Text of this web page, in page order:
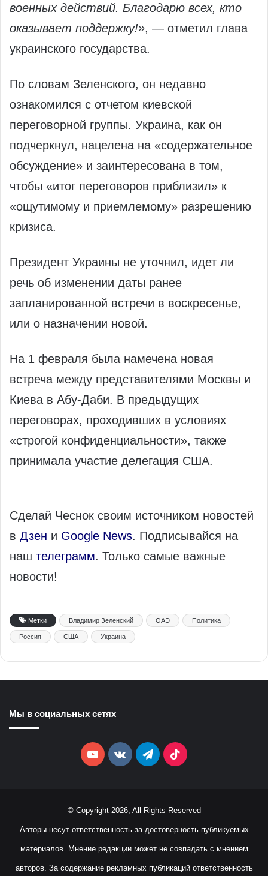
военных действий. Благодарю всех, кто
оказывает поддержку!», — отметил глава
украинского государства.
По словам Зеленского, он недавно
ознакомился с отчетом киевской
переговорной группы. Украина, как он
подчеркнул, нацелена на «содержательное
обсуждение» и заинтересована в том,
чтобы «итог переговоров приблизил» к
«ощутимому и приемлемому» разрешению
кризиса.
Президент Украины не уточнил, идет ли
речь об изменении даты ранее
запланированной встречи в воскресенье,
или о назначении новой.
На 1 февраля была намечена новая
встреча между представителями Москвы и
Киева в Абу-Даби. В предыдущих
переговорах, проходивших в условиях
«строгой конфиденциальности», также
принимала участие делегация США.
Сделай Чеснок своим источником новостей
в Дзен и Google News. Подписывайся на
наш телеграмм. Только самые важные
новости!
Метки Владимир Зеленский ОАЭ Политика
Россия США Украина
Мы в социальных сетях
YouTubevk.comTelegramTikTok
© Copyright 2026, All Rights Reserved
Авторы несут ответственность за достоверность публикуемых
материалов. Мнение редакции может не совпадать с мнением
авторов. За содержание рекламных публикаций ответственность